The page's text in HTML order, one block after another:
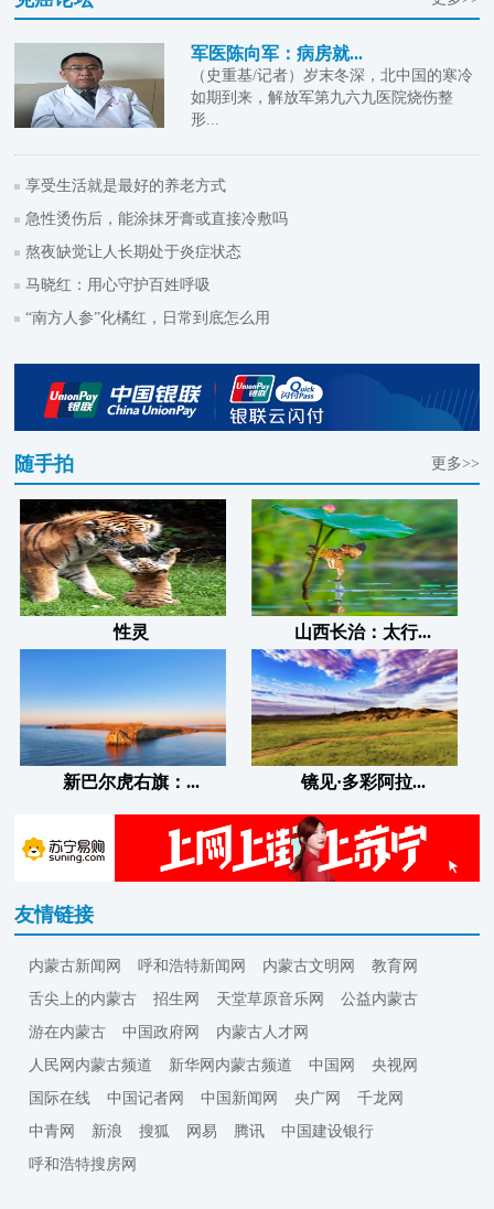
军医陈向军：病房就...
（史重基/记者）岁末冬深，北中国的寒冷
如期到来，解放军第九六九医院烧伤整
形...
享受生活就是最好的养老方式
急性烫伤后，能涂抹牙膏或直接冷敷吗
熬夜缺觉让人长期处于炎症状态
马晓红：用心守护百姓呼吸
“南方人参”化橘红，日常到底怎么用
随手拍 更多>>
性灵 山西长治：太行...
新巴尔虎右旗：... 镜见·多彩阿拉...
友情链接
内蒙古新闻网 呼和浩特新闻网 内蒙古文明网
教育网
舌尖上的内蒙古
招生网 天堂草原音乐网
公益内蒙古
游在内蒙古
中国政府网
内蒙古人才网
人民网内蒙古频道
新华网内蒙古频道 中国网
央视网
国际在线
中国记者网 中国新闻网 央广网
千龙网
中青网
新浪 搜狐 网易 腾讯
中国建设银行
呼和浩特搜房网